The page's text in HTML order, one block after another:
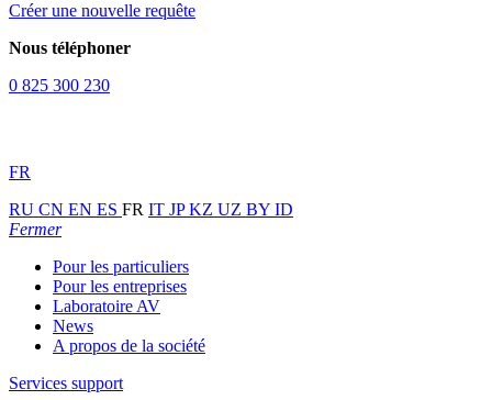
Créer une nouvelle requête
Nous téléphoner
0 825 300 230
FR
RU CN EN ES FR IT JPKZ UZ BY ID
Fermer
Pour les particuliers
Pour les entreprises
Laboratoire AV
News
A propos de la société
Services support